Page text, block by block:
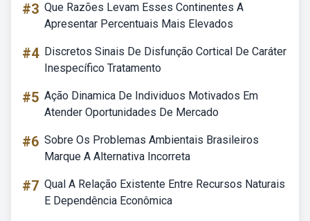
#3 Que Razões Levam Esses Continentes A
Apresentar Percentuais Mais Elevados
#4 Discretos Sinais De Disfunção Cortical De Caráter
Inespecífico Tratamento
#5 Ação Dinamica De Individuos Motivados Em
Atender Oportunidades De Mercado
#6 Sobre Os Problemas Ambientais Brasileiros
Marque A Alternativa Incorreta
#7 Qual A Relação Existente Entre Recursos Naturais
E Dependência Econômica